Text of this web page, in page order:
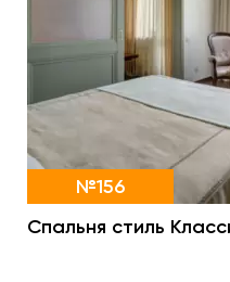
№156
Спальня стиль